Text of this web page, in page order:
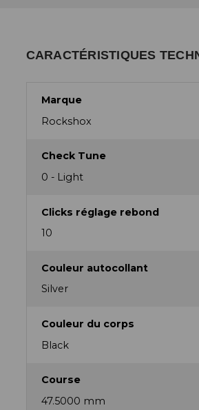
CARACTÉRISTIQUES
Marque
Rockshox
Check Tune
0 - Light
Clicks réglage rebond
10
Couleur autocollant
Silver
Couleur du corps
Black
Course
47.5000 mm